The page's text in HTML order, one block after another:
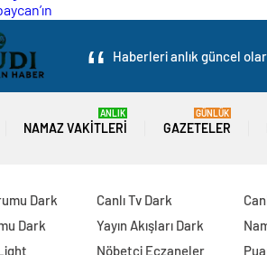
ayrılmaz bir
Haberleri anlık güncel
NAMAZ VAKITLERI
ANLIK
GAZETELER
GÜNLÜK
Dark
Dark
Canlı Tv Dark
Yayın Akışları Dark
Nöbetçi Eczaneler